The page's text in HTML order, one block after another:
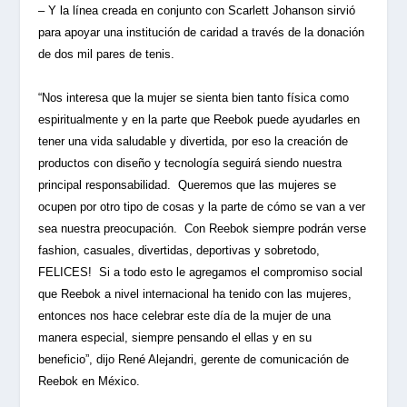
– Y la línea creada en conjunto con Scarlett Johanson sirvió
para apoyar una institución de caridad a través de la donación
de dos mil pares de tenis.
“Nos interesa que la mujer se sienta bien tanto física como
espiritualmente y en la parte que Reebok puede ayudarles en
tener una vida saludable y divertida, por eso la creación de
productos con diseño y tecnología seguirá siendo nuestra
principal responsabilidad. Queremos que las mujeres se
ocupen por otro tipo de cosas y la parte de cómo se van a ver
sea nuestra preocupación. Con Reebok siempre podrán verse
fashion, casuales, divertidas, deportivas y sobretodo,
FELICES! Si a todo esto le agregamos el compromiso social
que Reebok a nivel internacional ha tenido con las mujeres,
entonces nos hace celebrar este día de la mujer de una
manera especial, siempre pensando el ellas y en su
beneficio”, dijo René Alejandri, gerente de comunicación de
Reebok en México.